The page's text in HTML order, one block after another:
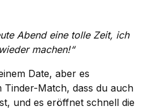
Abend eine tolle Zeit, ich
machen!“
Date, aber es
Tinder-Match, dass du auch
und es eröffnet schnell die